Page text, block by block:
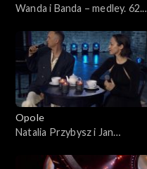
Wanda i Banda – medley. 62.
koncert pamięci Wojciecha
Trzcińskiego”
Opole
Natalia Przybysz i Jan
kawiarenki”. 62. KFPP: „Małe